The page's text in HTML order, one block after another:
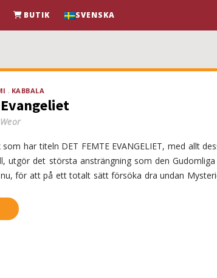
BUTIK SVENSKA
KABBALA
har titeln DET FEMTE EVANGELIET, med allt
utgör det största ansträngning som den Gudomliga
för att på ett totalt sätt försöka dra undan